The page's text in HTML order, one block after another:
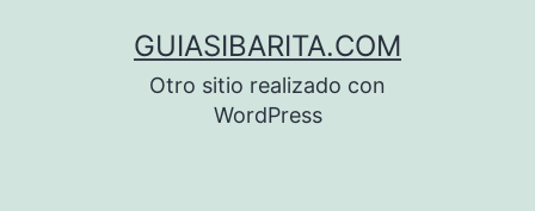
GUIASIBARITA.COM
Otro sitio realizado con
WordPress